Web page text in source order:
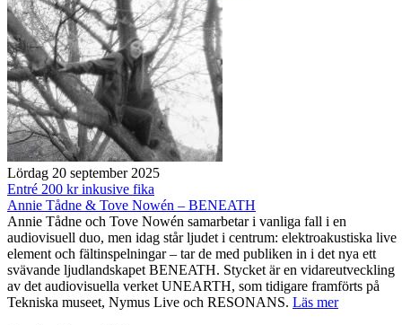
Lördag 20 september 2025
Entré 200 kr inkusive fika
Annie Tådne & Tove Nowén – BENEATH
Annie Tådne och Tove Nowén samarbetar i vanliga fall i en
audiovisuell duo, men idag står ljudet i centrum: elektroakustiska live
element och fältinspelningar – tar de med publiken in i det nya ett
svävande ljudlandskapet BENEATH. Stycket är en vidareutveckling
av det audiovisuella verket UNEARTH, som tidigare framförts på
Tekniska museet, Nymus Live och RESONANS. Läs mer